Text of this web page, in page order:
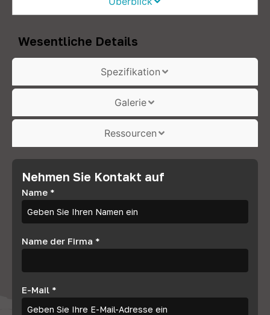
Spezifikation
Galerie
Ressourcen
Wesentliche Details
Nehmen Sie Kontakt auf
Name *
Name der Firma *
E-Mail *